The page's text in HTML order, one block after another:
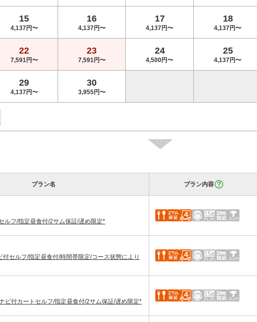
15
4,137円〜
16
4,137円〜
17
4,137円〜
18
4,137円〜
22
7,591円〜
23
7,591円〜
24
4,500円〜
25
4,137円〜
29
4,137円〜
30
3,955円〜
プラン名 プラン内容
ルフ/指定昼食付/2サム保証/遅め限定*
付セルフ/指定昼食付/時間帯限定/コース状態により
ビ付カートセルフ/指定昼食付/2サム保証/遅め限定*